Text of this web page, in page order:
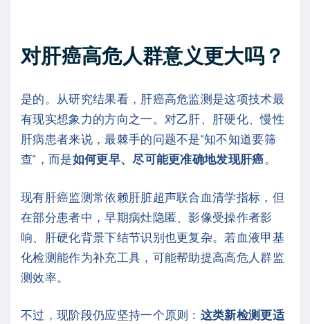
对肝癌高危人群意义更大吗？
是的。从研究结果看，肝癌高危监测是这项技术最
有现实想象力的方向之一。对乙肝、肝硬化、慢性
肝病患者来说，最棘手的问题不是“知不知道要筛
查”，而是如何更早、尽可能更准确地发现肝癌。
现有肝癌监测常依赖肝脏超声联合血清学指标，但
在部分患者中，早期病灶隐匿、影像受操作者影
响、肝硬化背景下结节识别也更复杂。若血液甲基
化检测能作为补充工具，可能帮助提高高危人群监
测效率。
不过，现阶段仍应坚持一个原则： 这类新检测更适